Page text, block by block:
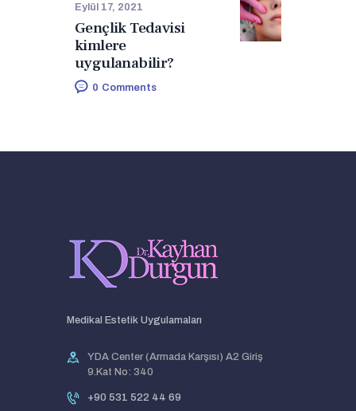
Gençlik Tedavisi
kimlere
uygulanabilir?
Eylül 17, 2021
0 Comments
Medikal Estetik Uygulamaları
YDA Center (Armada Karşısı) A2 Giriş
9.Kat No: 340
+90 531 522 44 69